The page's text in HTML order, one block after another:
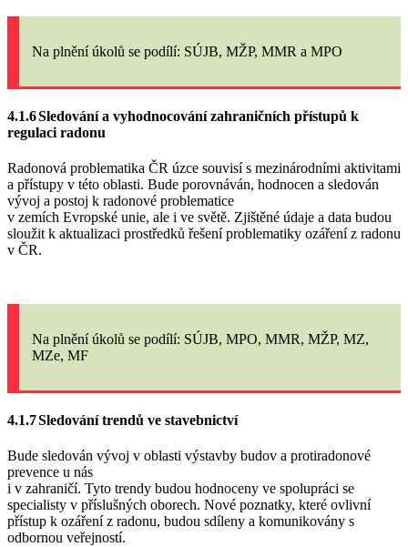
Na plnění úkolů se podílí: SÚJB, MŽP, MMR a MPO
4.1.6Sledování a vyhodnocování zahraničních přístupů k
regulaci radonu
Radonová problematika ČR úzce souvisí s mezinárodními aktivitami
a přístupy v této oblasti. Bude porovnáván, hodnocen a sledován
vývoj a postoj k radonové problematice
v zemích Evropské unie, ale i ve světě. Zjištěné údaje a data budou
sloužit k aktualizaci prostředků řešení problematiky ozáření z radonu
v ČR.
Na plnění úkolů se podílí: SÚJB, MPO, MMR, MŽP, MZ,
MZe, MF
4.1.7Sledování trendů ve stavebnictví
Bude sledován vývoj v oblasti výstavby budov a protiradonové
prevence u nás
i v zahraničí. Tyto trendy budou hodnoceny ve spolupráci se
specialisty v příslušných oborech. Nové poznatky, které ovlivní
přístup k ozáření z radonu, budou sdíleny a komunikovány s
odbornou veřejností.